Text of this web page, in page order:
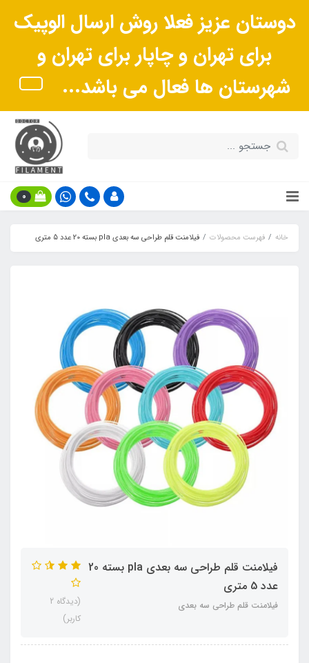
دوستان عزیز فعلا روش ارسال الوپیک
برای تهران و چاپار برای تهران و
شهرستان ها فعال می باشد...
0
خانه فهرست محصولات فیلامنت قلم طراحی سه بعدی pla بسته 20 عدد 5 متری
فیلامنت قلم طراحی سه بعدی pla بسته 20
عدد 5 متری
فیلامنت قلم طراحی سه بعدی
(دیدگاه 2
کاربر)